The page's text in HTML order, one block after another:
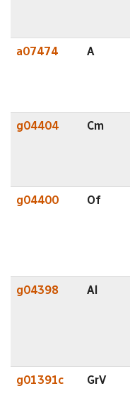
a07474 A
g04404 Cm
g04400 Of
g04398 Al
g01391c GrV